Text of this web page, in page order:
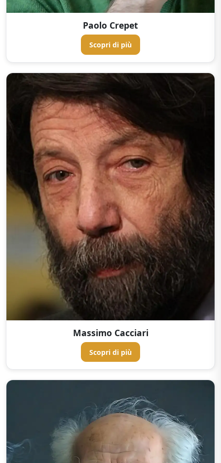
Paolo Crepet
Scopri di più
Massimo Cacciari
Scopri di più